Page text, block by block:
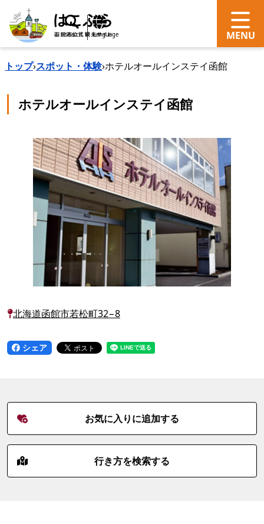
search Language
トップ›スポット・体験›ホテルオールインステイ函館
ホテルオールインステイ函館
北海道函館市若松町32−8
シェア
お気に入りに追加する
行き方を検索する